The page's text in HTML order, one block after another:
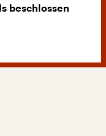
beschlossen